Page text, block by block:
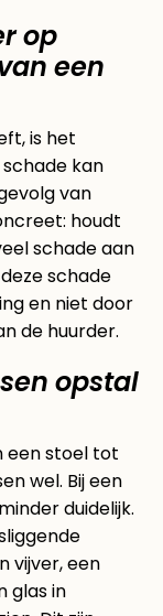
op
een
is het
kan
van
houdt
schade aan
schade
en niet door
de huurder.
opstal
een stoel tot
wel. Bij een
duidelijk.
vijver, een
glas in